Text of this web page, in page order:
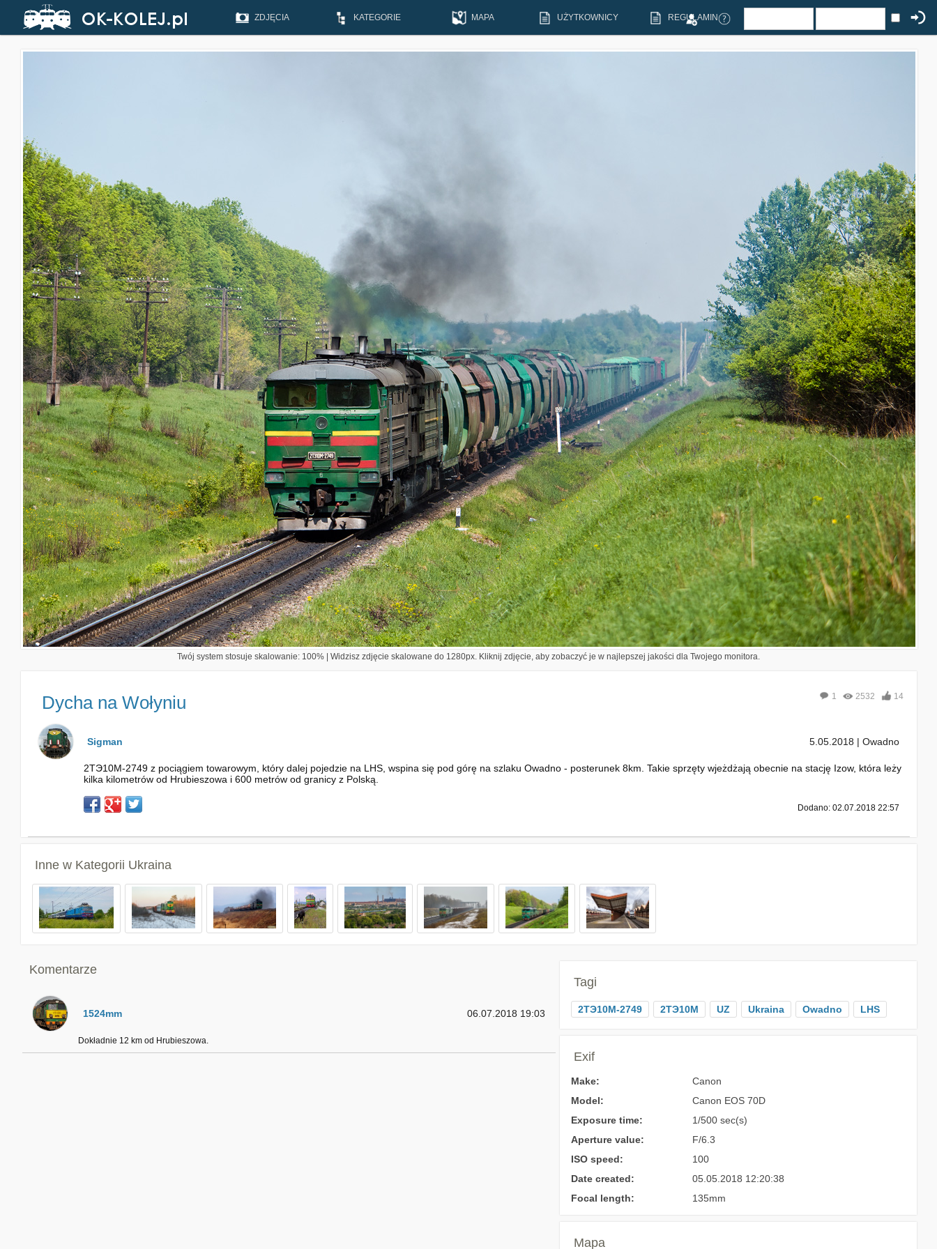
ZDJĘCIA KATEGORIE MAPA UŻYTKOWNICY REGULAMIN
Twój system stosuje skalowanie: 100% | Widzisz zdjęcie skalowane do 1280px. Kliknij zdjęcie, aby zobaczyć je w najlepszej jakości dla Twojego monitora.
Dycha na Wołyniu 1 2532 14
Sigman 5.05.2018 | Owadno
2ТЭ10M-2749 z pociągiem towarowym, który dalej pojedzie na LHS, wspina się pod górę na szlaku Owadno - posterunek 8km. Takie sprzęty wjeżdżają obecnie na stację Izow, która leży
kilka kilometrów od Hrubieszowa i 600 metrów od granicy z Polską.
Dodano: 02.07.2018 22:57
Inne w Kategorii Ukraina
Komentarze
1524mm 06.07.2018 19:03
Dokładnie 12 km od Hrubieszowa.
Tagi
2ТЭ10M-2749 2ТЭ10M UZ Ukraina Owadno LHS
Exif
Make:
Canon
Model:
Canon EOS 70D
Exposure time:
1/500 sec(s)
Aperture value:
F/6.3
ISO speed:
100
Date created:
05.05.2018 12:20:38
Focal length:
135mm
Mapa